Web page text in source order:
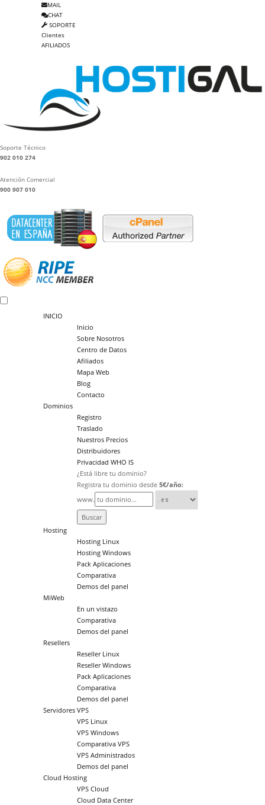
MAIL
CHAT
SOPORTE
Clientes
AFILIADOS
Soporte Técnico
902 010 274
Atención Comercial
900 907 010
INICIO
Inicio
Sobre Nosotros
Centro de Datos
Afiliados
Mapa Web
Blog
Contacto
Dominios
Registro
Traslado
Nuestros Precios
Distribuidores
Privacidad WHO IS
¿Está libre tu dominio?
Registra tu dominio desde 5€/año:
www.
Hosting
Hosting Linux
Hosting Windows
Pack Aplicaciones
Comparativa
Demos del panel
MiWeb
En un vistazo
Comparativa
Demos del panel
Resellers
Reseller Linux
Reseller Windows
Pack Aplicaciones
Comparativa
Demos del panel
Servidores VPS
VPS Linux
VPS Windows
Comparativa VPS
VPS Administrados
Demos del panel
Cloud Hosting
VPS Cloud
Cloud Data Center